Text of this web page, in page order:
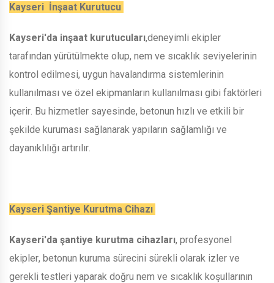
Kayseri İnşaat Kurutucu
Kayseri'da inşaat kurutucuları,deneyimli ekipler
tarafından yürütülmekte olup, nem ve sıcaklık seviyelerinin
kontrol edilmesi, uygun havalandırma sistemlerinin
kullanılması ve özel ekipmanların kullanılması gibi faktörleri
içerir. Bu hizmetler sayesinde, betonun hızlı ve etkili bir
şekilde kuruması sağlanarak yapıların sağlamlığı ve
dayanıklılığı artırılır.
Kayseri Şantiye Kurutma Cihazı
Kayseri'da şantiye kurutma cihazları, profesyonel
ekipler, betonun kuruma sürecini sürekli olarak izler ve
gerekli testleri yaparak doğru nem ve sıcaklık koşullarının